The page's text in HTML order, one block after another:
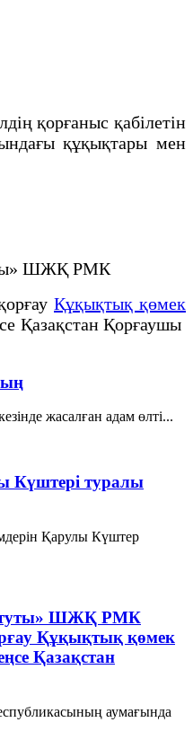
қорғаныс қабiлетін
құқықтары мен
ШЖҚ РМК
Құқықтық қөмек
Қазақстан Қорғаушы
жасалған адам өлтi...
Күштері туралы
Қарулы Күштер
ШЖҚ РМК
Құқықтық қөмек
Қазақстан
аумағында